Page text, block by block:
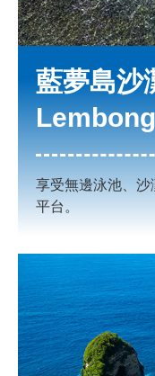
藍夢島沙
享受無邊泳池、
平台。